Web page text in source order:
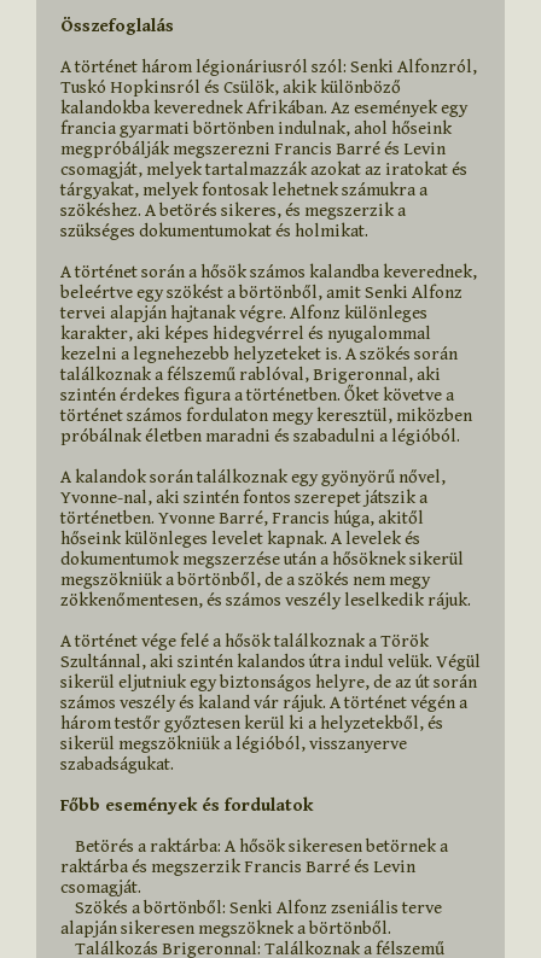
Összefoglalás
A történet három légionáriusról szól: Senki Alfonzról,
Tuskó Hopkinsról és Csülök, akik különböző
kalandokba keverednek Afrikában. Az események egy
francia gyarmati börtönben indulnak, ahol hőseink
megpróbálják megszerezni Francis Barré és Levin
csomagját, melyek tartalmazzák azokat az iratokat és
tárgyakat, melyek fontosak lehetnek számukra a
szökéshez. A betörés sikeres, és megszerzik a
szükséges dokumentumokat és holmikat.
A történet során a hősök számos kalandba keverednek,
beleértve egy szökést a börtönből, amit Senki Alfonz
tervei alapján hajtanak végre. Alfonz különleges
karakter, aki képes hidegvérrel és nyugalommal
kezelni a legnehezebb helyzeteket is. A szökés során
találkoznak a félszemű rablóval, Brigeronnal, aki
szintén érdekes figura a történetben. Őket követve a
történet számos fordulaton megy keresztül, miközben
próbálnak életben maradni és szabadulni a légióból.
A kalandok során találkoznak egy gyönyörű nővel,
Yvonne-nal, aki szintén fontos szerepet játszik a
történetben. Yvonne Barré, Francis húga, akitől
hőseink különleges levelet kapnak. A levelek és
dokumentumok megszerzése után a hősöknek sikerül
megszökniük a börtönből, de a szökés nem megy
zökkenőmentesen, és számos veszély leselkedik rájuk.
A történet vége felé a hősök találkoznak a Török
Szultánnal, aki szintén kalandos útra indul velük. Végül
sikerül eljutniuk egy biztonságos helyre, de az út során
számos veszély és kaland vár rájuk. A történet végén a
három testőr győztesen kerül ki a helyzetekből, és
sikerül megszökniük a légióból, visszanyerve
szabadságukat.
Főbb események és fordulatok
raktárba és megszerzik Francis Barré és Levin
csomagját.
alapján sikeresen megszöknek a börtönből.